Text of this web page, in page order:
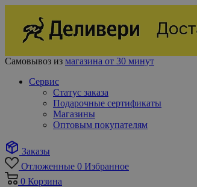
Самовывоз из магазина от 30 минут
Сервис
Статус заказа
Подарочные сертификаты
Магазины
Оптовым покупателям
Заказы
Отложенные 0 Избранное
0 Корзина